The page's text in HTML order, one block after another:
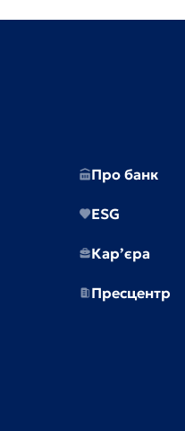
Про банк
ESG
Кар’єра
Пресцентр